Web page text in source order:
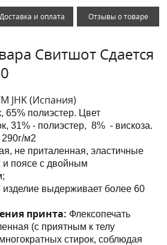
Доставка и оплата Отзывы о товаре
Свитшот Сдается
JHK (Испания)
65% полиэстер. Цвет
31% - полиэстер, 8% - вискоза.
290г/м2
не приталенная,эластичные
и поясе с двойным
изделие выдерживает более 60
принта: Флексопечать
(с приятным к телу
стирок, соблюдая